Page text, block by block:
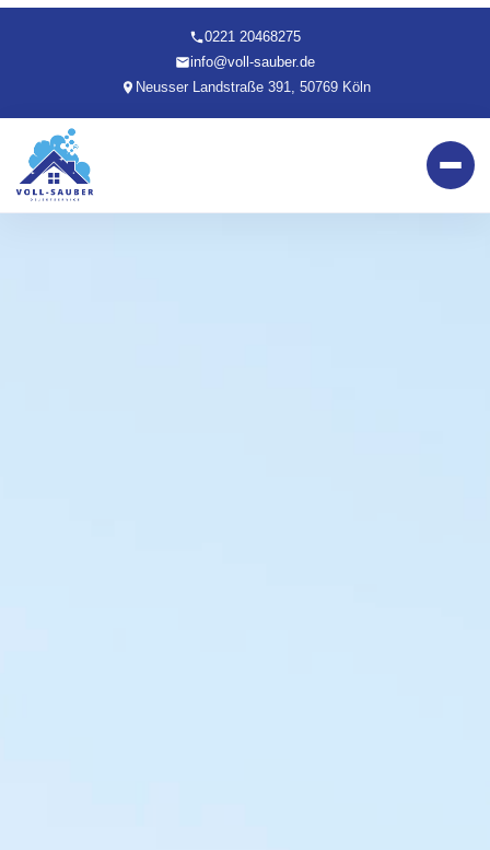
0221 20468275
info@voll-sauber.de
Neusser Landstraße 391, 50769 Köln